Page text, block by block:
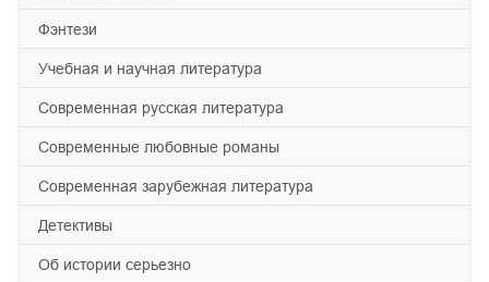
фэнтези
учебная и научная литература
современная русская литература
современные любовные романы
современная зарубежная литература
детективы
об истории серьезно